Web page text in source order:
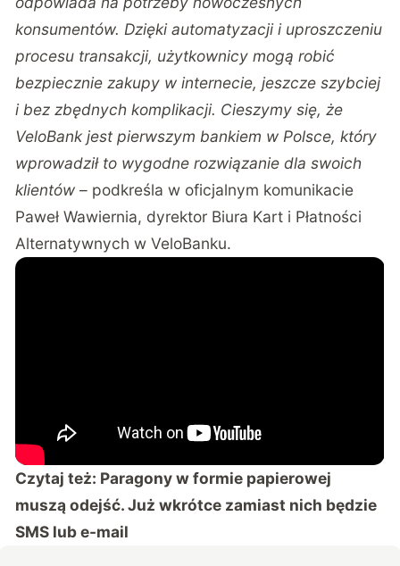
konsumentów. Dzięki automatyzacji i uproszczeniu
procesu transakcji, użytkownicy mogą robić
bezpiecznie zakupy w internecie, jeszcze szybciej
i bez zbędnych komplikacji. Cieszymy się, że
VeloBank jest pierwszym bankiem w Polsce, który
wprowadził to wygodne rozwiązanie dla swoich
klientów – podkreśla w oficjalnym komunikacie
Paweł Wawiernia, dyrektor Biura Kart i Płatności
Alternatywnych w VeloBanku.
Czytaj też: Paragony w formie papierowej
muszą odejść. Już wkrótce zamiast nich będzie
SMS lub e-mail